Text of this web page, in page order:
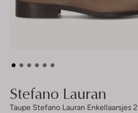
Stefano Lauran
Taupe Stefano Lauran Enkellaarsjes